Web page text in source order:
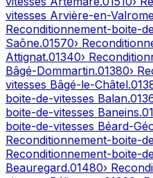
vitesses Arvière-en-
Reconditionnement-boite-
Saône.01570›
Attignat.01340›
Bâgé-Dommartin.01380›
vitesses Bâgé-le-Châtel.
boite-de-vitesses Balan.
boite-de-vitesses Baneins.
boite-de-vitesses Béard-
Reconditionnement-boite-
Reconditionnement-boite-
Beauregard.01480›